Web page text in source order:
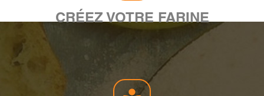
CRÉEZ VOTRE FARINE